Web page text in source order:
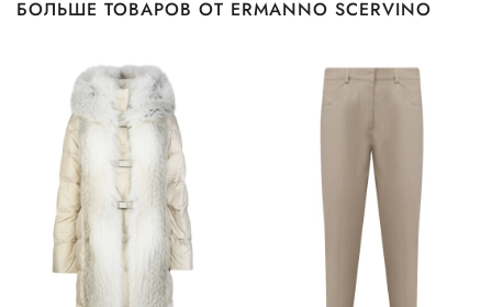
БОЛЬШЕ ТОВАРОВ ОТ ERMANNO SCERVINO